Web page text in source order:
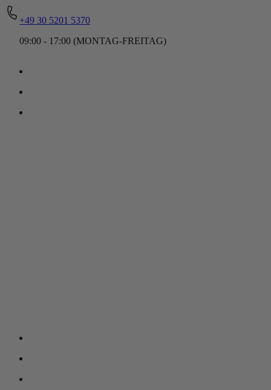
+49 30 5201 5370
09:00 - 17:00 (MONTAG-FREITAG)